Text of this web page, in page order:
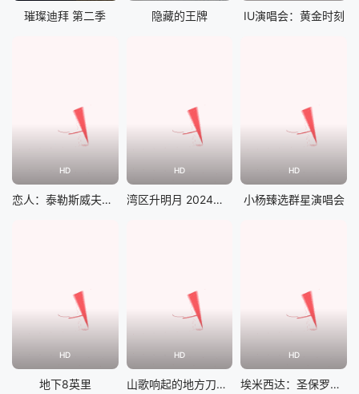
璀璨迪拜 第二季 隐藏的王牌 IU演唱会：黄金时刻
HD
恋人：泰勒斯威夫特巴黎演唱会
HD
湾区升明月 2024大湾区电影音乐晚会
HD
小杨臻选群星演唱会
HD
地下8英里
HD
山歌响起的地方刀郎知交线上演唱会
HD
埃米西达：圣保罗演唱会现场